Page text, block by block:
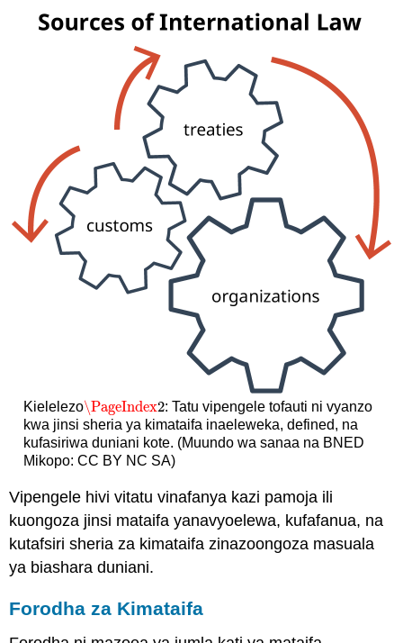
Kielelezo\PageIndex2
\PageIndex2: Tatu vipengele tofauti ni vyanzo
kwa jinsi sheria ya kimataifa inaeleweka, defined, na
kufasiriwa duniani kote. (Muundo wa sanaa na BNED
Mikopo: CC BY NC SA)
Vipengele hivi vitatu vinafanya kazi pamoja ili
kuongoza jinsi mataifa yanavyoelewa, kufafanua, na
kutafsiri sheria za kimataifa zinazoongoza masuala
ya biashara duniani.
Forodha za Kimataifa